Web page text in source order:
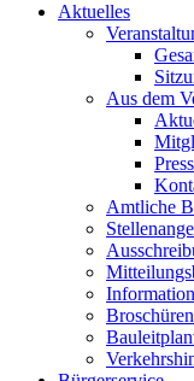
Aktuelles
Aus dem
Amtliche
Broschüren